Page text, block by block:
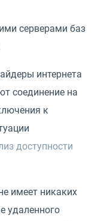
серверами баз
интернета
соединение на
к
доступности
имеет никаких
удаленного